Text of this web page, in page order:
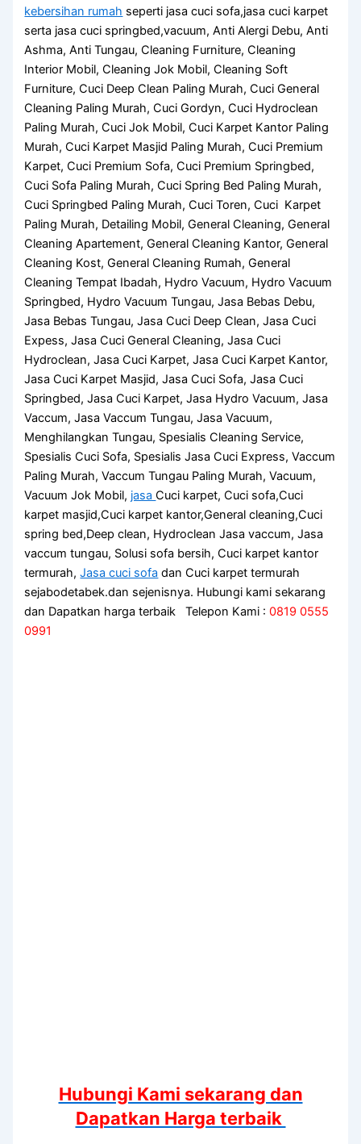
kebersihan rumah seperti jasa cuci sofa,jasa cuci karpet
serta jasa cuci springbed,vacuum, Anti Alergi Debu, Anti
Ashma, Anti Tungau, Cleaning Furniture, Cleaning
Interior Mobil, Cleaning Jok Mobil, Cleaning Soft
Furniture, Cuci Deep Clean Paling Murah, Cuci General
Cleaning Paling Murah, Cuci Gordyn, Cuci Hydroclean
Paling Murah, Cuci Jok Mobil, Cuci Karpet Kantor Paling
Murah, Cuci Karpet Masjid Paling Murah, Cuci Premium
Karpet, Cuci Premium Sofa, Cuci Premium Springbed,
Cuci Sofa Paling Murah, Cuci Spring Bed Paling Murah,
Cuci Springbed Paling Murah, Cuci Toren, Cuci Karpet
Paling Murah, Detailing Mobil, General Cleaning, General
Cleaning Apartement, General Cleaning Kantor, General
Cleaning Kost, General Cleaning Rumah, General
Cleaning Tempat Ibadah, Hydro Vacuum, Hydro Vacuum
Springbed, Hydro Vacuum Tungau, Jasa Bebas Debu,
Jasa Bebas Tungau, Jasa Cuci Deep Clean, Jasa Cuci
Expess, Jasa Cuci General Cleaning, Jasa Cuci
Hydroclean, Jasa Cuci Karpet, Jasa Cuci Karpet Kantor,
Jasa Cuci Karpet Masjid, Jasa Cuci Sofa, Jasa Cuci
Springbed, Jasa Cuci Karpet, Jasa Hydro Vacuum, Jasa
Vaccum, Jasa Vaccum Tungau, Jasa Vacuum,
Menghilangkan Tungau, Spesialis Cleaning Service,
Spesialis Cuci Sofa, Spesialis Jasa Cuci Express, Vaccum
Paling Murah, Vaccum Tungau Paling Murah, Vacuum,
Vacuum Jok Mobil, jasaCuci karpet, Cuci sofa,Cuci
karpet masjid,Cuci karpet kantor,General cleaning,Cuci
spring bed,Deep clean, Hydroclean Jasa vaccum, Jasa
vaccum tungau, Solusi sofa bersih, Cuci karpet kantor
termurah,Jasa cuci sofa dan Cuci karpet termurah
sejabodetabek.dan sejenisnya. Hubungi kami sekarang
dan Dapatkan harga terbaik Telepon Kami :0819 0555
0991
Hubungi Kami sekarang dan
Dapatkan Harga terbaik